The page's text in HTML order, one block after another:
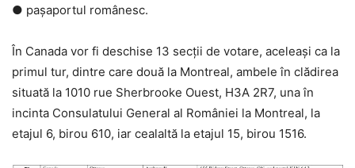
● pașaportul românesc.
În Canada vor fi deschise 13 secții de votare, aceleași ca la
primul tur, dintre care două la Montreal, ambele în clădirea
situată la 1010 rue Sherbrooke Ouest, H3A 2R7, una în
incinta Consulatului General al României la Montreal, la
etajul 6, birou 610, iar cealaltă la etajul 15, birou 1516.